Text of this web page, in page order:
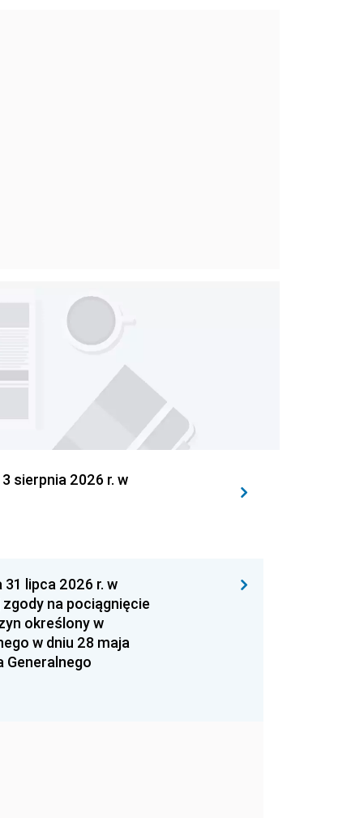
3 sierpnia 2026 r. w
31 lipca 2026 r. w
na pociągnięcie
określony w
w dniu 28 maja
Generalnego